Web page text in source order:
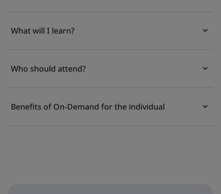
What will I learn?
Who should attend?
Benefits of On-Demand for the individual